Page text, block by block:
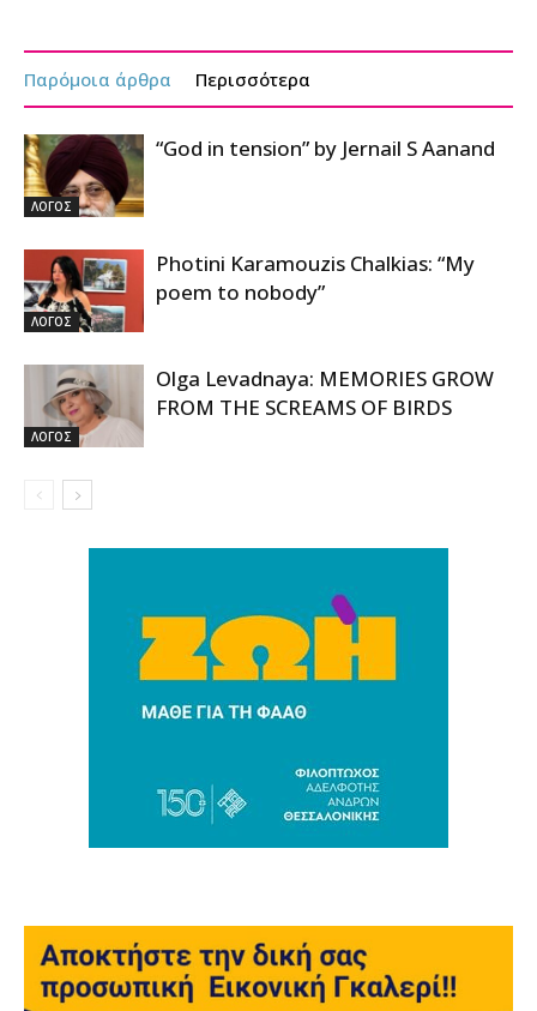
Παρόμοια άρθρα Περισσότερα
ΛΟΓΟΣ
“God in tension” by Jernail S Aanand
ΛΟΓΟΣ
Photini Karamouzis Chalkias: “My
poem to nobody”
ΛΟΓΟΣ
Olga Levadnaya: MEMORIES GROW
FROM THE SCREAMS OF BIRDS